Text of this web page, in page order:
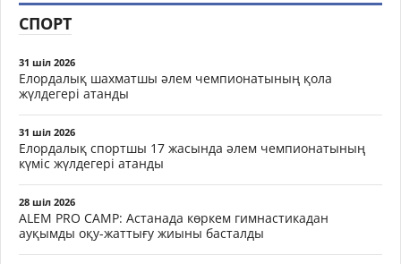
СПОРТ
31 шіл 2026
Елордалық шахматшы әлем чемпионатының қола
жүлдегері атанды
31 шіл 2026
Елордалық спортшы 17 жасында әлем чемпионатының
күміс жүлдегері атанды
28 шіл 2026
ALEM PRO CAMP: Астанада көркем гимнастикадан
ауқымды оқу-жаттығу жиыны басталды